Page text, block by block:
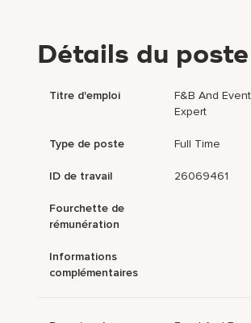
Détails du poste
Titre d'emploi
F&B And
Expert
Type de poste Full Time
ID de travail 26069461
Fourchette de
rémunération
Informations
complémentaires